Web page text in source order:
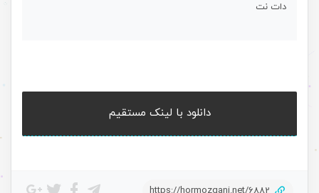
دات نت
دانلود با لینک مستقیم